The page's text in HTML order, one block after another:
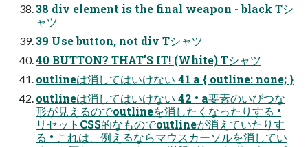
38 div element is the final weapon - black Tシ
ャツ
39 Use button, not div Tシャツ
40 BUTTON? THAT'S IT! (White) Tシャツ
outlineは消してはいけない 41 a { outline: none; }
outlineは消してはいけない 42 • a要素のいびつな
形が見えるのでoutlineを消したくなったりする •
リセットCSS的なものでoutlineが消えていたりす
る • これは、例えるならマウスカーソルを消してい